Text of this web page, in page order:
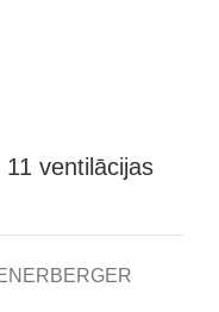
ventilācijas